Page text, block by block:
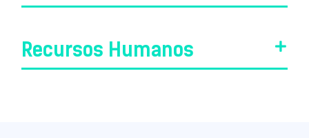
Recursos Humanos